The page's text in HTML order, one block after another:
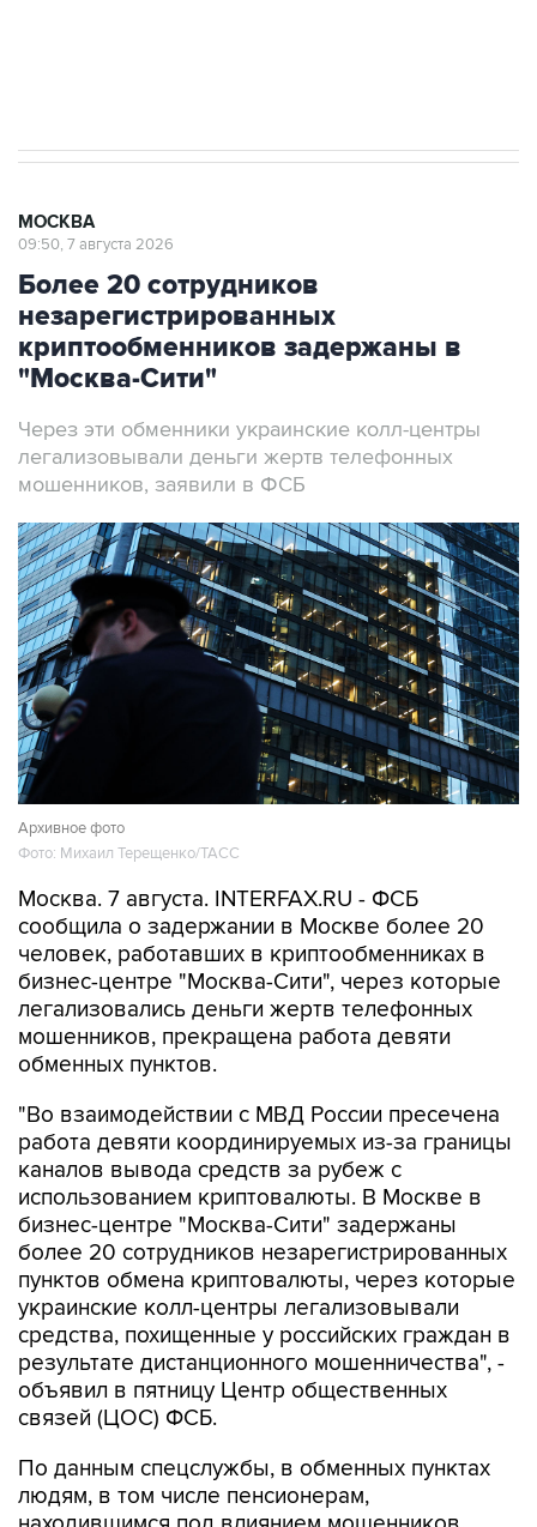
МОСКВА
09:50, 7 августа 2026
Более 20 сотрудников
незарегистрированных
криптообменников задержаны в
"Москва-Сити"
Через эти обменники украинские колл-центры
легализовывали деньги жертв телефонных
мошенников, заявили в ФСБ
Архивное фото
Фото: Михаил Терещенко/ТАСС
Москва. 7 августа. INTERFAX.RU - ФСБ
сообщила о задержании в Москве более 20
человек, работавших в криптообменниках в
бизнес-центре "Москва-Сити", через которые
легализовались деньги жертв телефонных
мошенников, прекращена работа девяти
обменных пунктов.
"Во взаимодействии с МВД России пресечена
работа девяти координируемых из-за границы
каналов вывода средств за рубеж с
использованием криптовалюты. В Москве в
бизнес-центре "Москва-Сити" задержаны
более 20 сотрудников незарегистрированных
пунктов обмена криптовалюты, через которые
украинские колл-центры легализовывали
средства, похищенные у российских граждан в
результате дистанционного мошенничества", -
объявил в пятницу Центр общественных
связей (ЦОС) ФСБ.
По данным спецслужбы, в обменных пунктах
людям, в том числе пенсионерам,